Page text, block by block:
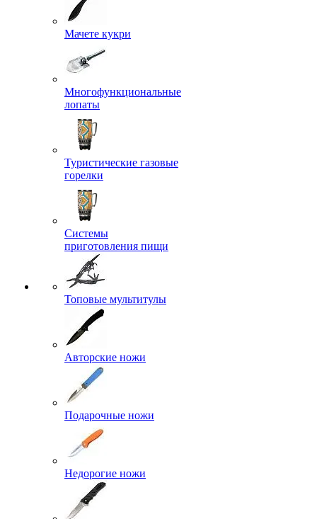
Мачете кукри
Многофункциональные
лопаты
Туристические газовые
горелки
Системы
приготовления пищи
Топовые мультитулы
Авторские ножи
Подарочные ножи
Недорогие ножи